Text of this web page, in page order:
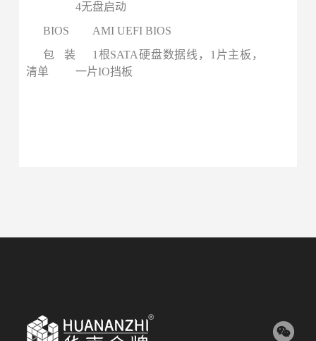
4无盘启动
BIOS
AMI UEFI BIOS
包装
清单
1根SATA硬盘数据线，1片主板，
一片IO挡板